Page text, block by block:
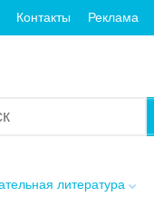
Контакты Реклама
литература